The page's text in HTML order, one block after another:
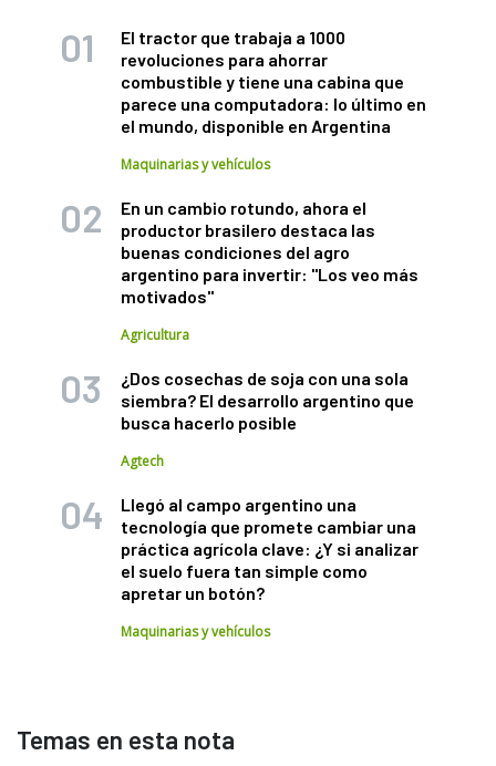
El tractor que trabaja a 1000
revoluciones para ahorrar
combustible y tiene una cabina que
parece una computadora: lo último en
el mundo, disponible en Argentina
Maquinarias y vehículos
En un cambio rotundo, ahora el
productor brasilero destaca las
buenas condiciones del agro
argentino para invertir: "Los veo más
motivados"
Agricultura
¿Dos cosechas de soja con una sola
siembra? El desarrollo argentino que
busca hacerlo posible
Agtech
Llegó al campo argentino una
tecnología que promete cambiar una
práctica agrícola clave: ¿Y si analizar
el suelo fuera tan simple como
apretar un botón?
Maquinarias y vehículos
Temas en esta nota